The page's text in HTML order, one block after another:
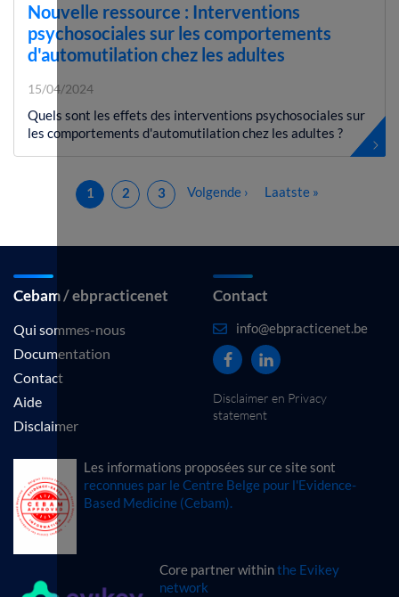
Nouvelle ressource : Interventions
psychosociales sur les comportements
d'automutilation chez les adultes
15/04/2024
Quels sont les effets des interventions psychosociales sur
les comportements d'automutilation chez les adultes ?
1 (courant)
2 3 Volgende › Laatste »
Cebam / ebpracticenet
Qui sommes-nous
Documentation
Contact
Aide
Disclaimer
Contact
info@ebpracticenet.be
Disclaimer en Privacy
statement
Les informations proposées sur ce site sont
reconnues par le Centre Belge pour l'Evidence-
Based Medicine (Cebam).
Core partner withinthe Evikey
network